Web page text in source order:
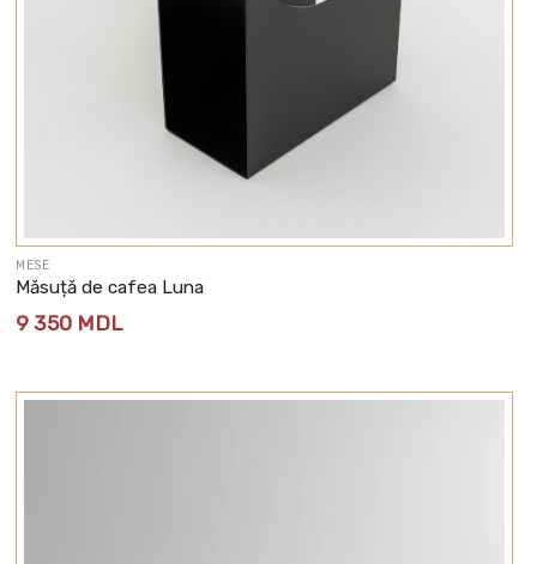
MESE
Măsuță de cafea Luna
9 350 MDL